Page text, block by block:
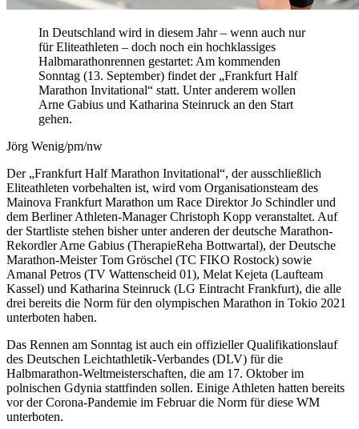
In Deutschland wird in diesem Jahr – wenn auch nur
für Eliteathleten – doch noch ein hochklassiges
Halbmarathonrennen gestartet: Am kommenden
Sonntag (13. September) findet der „Frankfurt Half
Marathon Invitational“ statt. Unter anderem wollen
Arne Gabius und Katharina Steinruck an den Start
gehen.
Jörg Wenig/pm/nw
Der „Frankfurt Half Marathon Invitational“, der ausschließlich
Eliteathleten vorbehalten ist, wird vom Organisationsteam des
Mainova Frankfurt Marathon um Race Direktor Jo Schindler und
dem Berliner Athleten-Manager Christoph Kopp veranstaltet. Auf
der Startliste stehen bisher unter anderen der deutsche Marathon-
Rekordler Arne Gabius (TherapieReha Bottwartal), der Deutsche
Marathon-Meister Tom Gröschel (TC FIKO Rostock) sowie
Amanal Petros (TV Wattenscheid 01), Melat Kejeta (Laufteam
Kassel) und Katharina Steinruck (LG Eintracht Frankfurt), die alle
drei bereits die Norm für den olympischen Marathon in Tokio 2021
unterboten haben.
Das Rennen am Sonntag ist auch ein offizieller Qualifikationslauf
des Deutschen Leichtathletik-Verbandes (DLV) für die
Halbmarathon-Weltmeisterschaften, die am 17. Oktober im
polnischen Gdynia stattfinden sollen. Einige Athleten hatten bereits
vor der Corona-Pandemie im Februar die Norm für diese WM
unterboten.